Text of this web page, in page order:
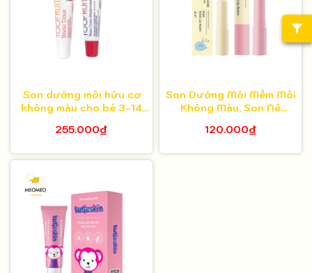
Son dưỡng môi hữu cơ
không màu cho bé 3-14
255.000₫
Son Dưỡng Môi Mềm Môi
Không Màu, Son Nẻ
Balm 3g
120.000₫